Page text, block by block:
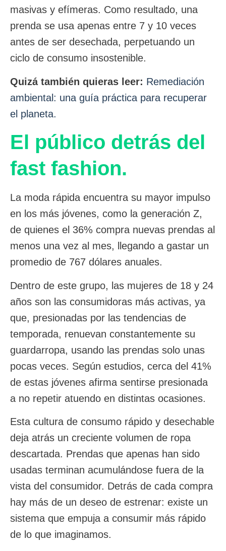
masivas y efímeras. Como resultado, una
prenda se usa apenas entre 7 y 10 veces
antes de ser desechada, perpetuando un
ciclo de consumo insostenible.
Quizá también quieras leer: Remediación
ambiental: una guía práctica para recuperar
el planeta.
El público detrás del
fast fashion.
La moda rápida encuentra su mayor impulso
en los más jóvenes, como la generación Z,
de quienes el 36% compra nuevas prendas al
menos una vez al mes, llegando a gastar un
promedio de 767 dólares anuales.
Dentro de este grupo, las mujeres de 18 y 24
años son las consumidoras más activas, ya
que, presionadas por las tendencias de
temporada, renuevan constantemente su
guardarropa, usando las prendas solo unas
pocas veces. Según estudios, cerca del 41%
de estas jóvenes afirma sentirse presionada
a no repetir atuendo en distintas ocasiones.
Esta cultura de consumo rápido y desechable
deja atrás un creciente volumen de ropa
descartada. Prendas que apenas han sido
usadas terminan acumulándose fuera de la
vista del consumidor. Detrás de cada compra
hay más de un deseo de estrenar: existe un
sistema que empuja a consumir más rápido
de lo que imaginamos.